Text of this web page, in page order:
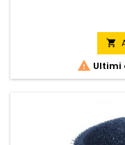

 Ultimi